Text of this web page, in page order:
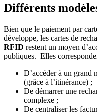
Différents
Bien que le paiement par
développe, les cartes de
RFID restent un moyen
publiques. Elles
D’accéder à un grand
(grâce à l’itinérance) ;
De démarrer une
complexe ;
De centraliser les